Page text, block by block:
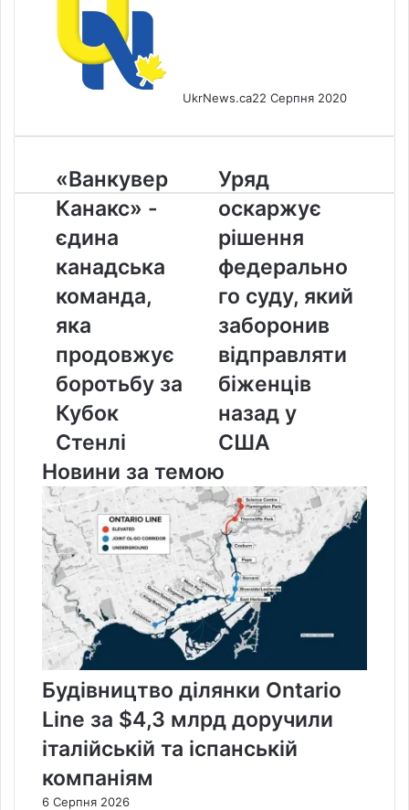
UkrNews.ca22 Серпня 2020
«Ванкувер
Канакс»
-
єдина
канадська
команда,
яка
продовжує
боротьбу
Кубок
Стенлі
«Ванкувер
Канакс» -
єдина
канадська
команда,
яка
продовжує
боротьбу за
Кубок
Стенлі
Уряд
оскаржує
рішення
федерального
суду,
який
заборонив
відправляти
біженців
назад
у
США
Уряд
оскаржує
рішення
федерально
го суду, який
заборонив
відправляти
біженців
назад у
США
Новини за темою
Будівництво ділянки Ontario
Line за $4,3 млрд доручили
італійській та іспанській
компаніям
6 Серпня 2026